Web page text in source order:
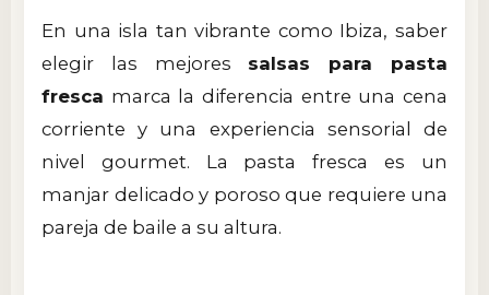
En una isla tan vibrante como Ibiza, saber
elegir las mejores salsas para pasta
fresca marca la diferencia entre una cena
corriente y una experiencia sensorial de
nivel gourmet. La pasta fresca es un
manjar delicado y poroso que requiere una
pareja de baile a su altura.